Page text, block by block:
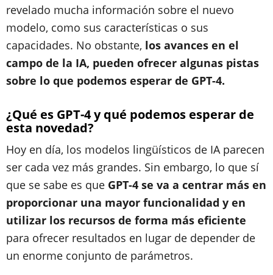
revelado mucha información sobre el nuevo
modelo, como sus características o sus
capacidades. No obstante, los avances en el
campo de la IA, pueden ofrecer algunas pistas
sobre lo que podemos esperar de GPT-4.
¿Qué es GPT-4 y qué podemos esperar de
esta novedad?
Hoy en día, los modelos lingüísticos de IA parecen
ser cada vez más grandes. Sin embargo, lo que sí
que se sabe es que GPT-4 se va a centrar más en
proporcionar una mayor funcionalidad y en
utilizar los recursos de forma más eficiente
para ofrecer resultados en lugar de depender de
un enorme conjunto de parámetros.